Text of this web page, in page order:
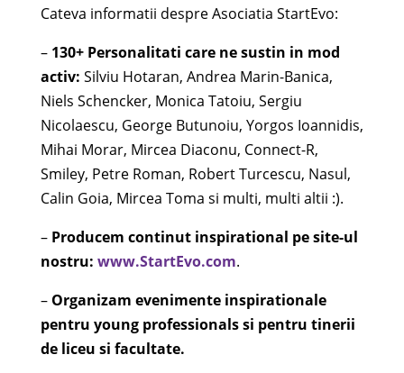
Cateva informatii despre Asociatia StartEvo:
– 130+ Personalitati care ne sustin in mod
activ: Silviu Hotaran, Andrea Marin-Banica,
Niels Schencker, Monica Tatoiu, Sergiu
Nicolaescu, George Butunoiu, Yorgos Ioannidis,
Mihai Morar, Mircea Diaconu, Connect-R,
Smiley, Petre Roman, Robert Turcescu, Nasul,
Calin Goia, Mircea Toma si multi, multi altii :).
–Producem continut inspirational pe site-ul
nostru: www.StartEvo.com.
– Organizam evenimente inspirationale
pentru young professionalssi pentru tinerii
de liceu si facultate.